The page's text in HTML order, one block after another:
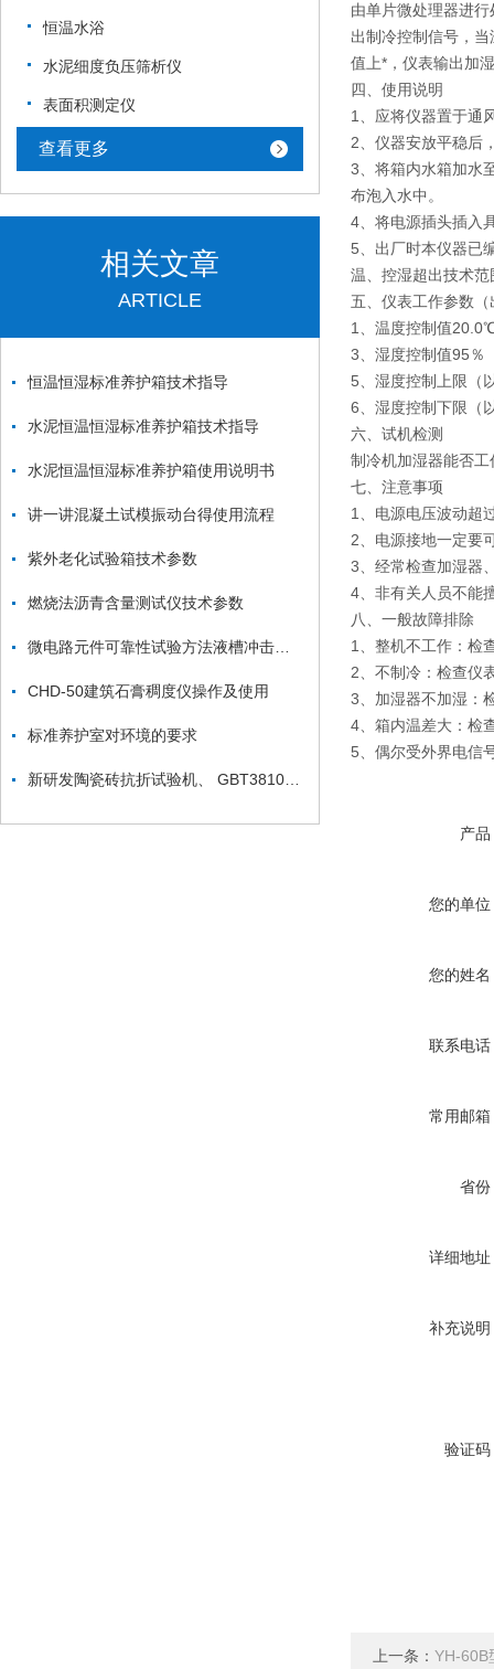
恒温水浴
水泥细度负压筛析仪
表面积测定仪
查看更多
相关文章
ARTICLE
恒温恒湿标准养护箱技术指导
水泥恒温恒湿标准养护箱技术指导
水泥恒温恒湿标准养护箱使用说明书
讲一讲混凝土试模振动台得使用流程
紫外老化试验箱技术参数
燃烧法沥青含量测试仪技术参数
CHD-50建筑石膏稠度仪操作及使用
标准养护室对环境的要求
由单片微处理器进
出制冷控制信号，
值上*，仪表输出加
四、使用说明
1、应将仪器置于通
2、仪器安放平稳后
3、将箱内水箱加水
布泡入水中。
4、将电源插头插入
5、出厂时本仪器已
温、控湿超出技术
五、仪表工作参数
1、温度控制值
3、湿度控制值95
5、湿度控制上限（
6、湿度控制下限（
六、试机检测
制冷机加湿器能否
七、注意事项
1、电源电压波动超
2、电源接地一定要
3、经常检查加湿器
4、非有关人员不能
八、一般故障排除
1、整机不工作：检
2、不制冷：检查仪
3、加湿器不加湿：
4、箱内温差大：检
5、偶尔受外界电信
产品
您的单位
您的姓名
联系电话
常用邮箱
省份
详细地址
补充说明
验证码
上一条： YH-60B